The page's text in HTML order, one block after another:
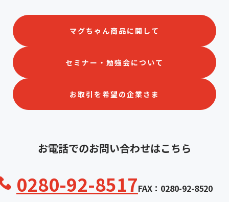
マグちゃん商品に関して
セミナー・勉強会について
お取引を希望の企業さま
お電話でのお問い合わせはこちら
0280-92-8517FAX：0280-92-8520